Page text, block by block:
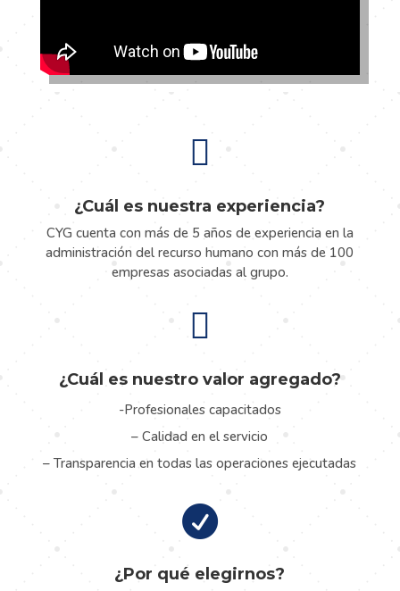

¿Cuál es nuestra experiencia?
CYG cuenta con más de 5 años de experiencia en la
administración del recurso humano con más de 100
empresas asociadas al grupo.

¿Cuál es nuestro valor agregado?
-Profesionales capacitados
– Calidad en el servicio
– Transparencia en todas las operaciones ejecutadas

¿Por qué elegirnos?